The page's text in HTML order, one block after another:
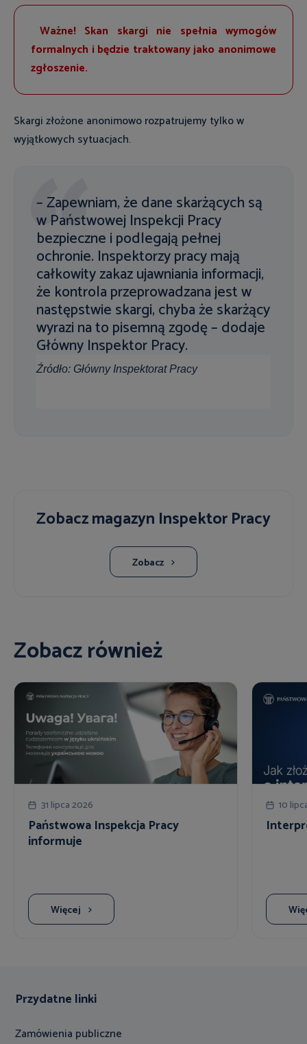
Ważne! Skan skargi nie spełnia wymogów
formalnych i będzie traktowany jako anonimowe
zgłoszenie.
Skargi złożone anonimowo rozpatrujemy tylko w
wyjątkowych sytuacjach.
– Zapewniam, że dane skarżących są
w Państwowej Inspekcji Pracy
bezpieczne i podlegają pełnej
ochronie. Inspektorzy pracy mają
całkowity zakaz ujawniania informacji,
że kontrola przeprowadzana jest w
następstwie skargi, chyba że skarżący
wyrazi na to pisemną zgodę – dodaje
Główny Inspektor Pracy.
Źródło: Główny Inspektorat Pracy
Zobacz magazyn Inspektor Pracy
Zobacz
Zobacz również
31 lipca 2026
Państwowa Inspekcja Pracy
informuje
Więcej
10
Przydatne linki
Zamówienia publiczne